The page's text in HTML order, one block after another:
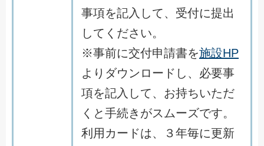
事項を記入して、受付に提出
してください。
※事前に交付申請書を施設HP
よりダウンロードし、必要事
項を記入して、お持ちいただ
くと手続きがスムーズです。
利用カードは、３年毎に更新